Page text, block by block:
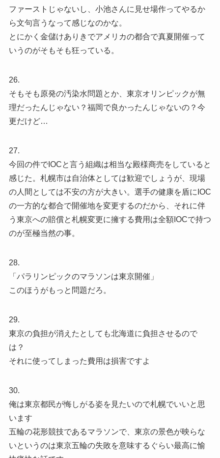
ファーストじゃないし、小池さんに見せ場作ってやるか
ら文句言うなって感じなのかな。
とにかく金儲けありきでアメリカの都合で真夏開催って
いうのがそもそも狂っている。
26.
そもそも原発の汚染水問題とか、東京オリンピックが無
理だったんじゃない？福岡で良かったんじゃないの？今
更だけど…
27.
今回の件でIOCと言う組織は相当な殿様商売をしていると
感じた。札幌市は自治体としては歓迎でしょうが、現場
の人間としては不安の方が大きい。選手の健康を盾にIOC
の一方的な都合で開催地を変更するのだから、それに伴
う東京への賠償と札幌変更に擁する費用は全額IOCで持つ
のが至極当然の事。
28.
「パラリンピックのマラソンは東京開催」
このほうがもっと問題だろ。
29.
東京の負担が消えたとしても北海道に負担させるので
は？
それに使ってしまった費用は損害ですよ
30.
俺は東京都民が悔しがる姿を見たいので札幌でいいと思
います
五輪の花形競技であるマラソンで、東京の景色が映らな
いというのは東京五輪の失敗を意味するぐらい最高に愉